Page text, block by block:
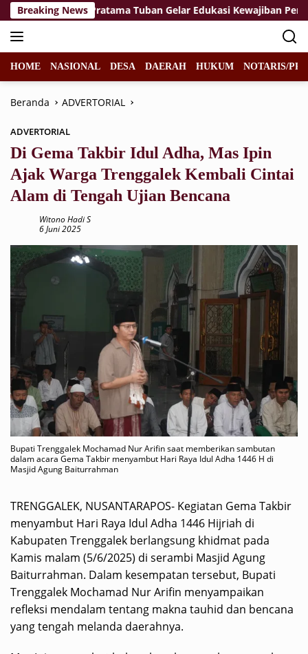
Langsung
ke
konten
Breaking News
KPP Pratama Tuban Gelar Edukasi Kewajiban
HOME NASIONAL DESA DAERAH HUKUM NOTARIS/
Beranda ADVERTORIAL
ADVERTORIAL
Di Gema Takbir Idul Adha, Mas Ipin
Ajak Warga Trenggalek Kembali Cintai
Alam di Tengah Ujian Bencana
Witono Hadi S
6 Juni 2025
Bupati Trenggalek Mochamad Nur Arifin saat memberikan sambutan
dalam acara Gema Takbir menyambut Hari Raya Idul Adha 1446 H di
Masjid Agung Baiturrahman
TRENGGALEK, NUSANTARAPOS- Kegiatan Gema Takbir
menyambut Hari Raya Idul Adha 1446 Hijriah di
Kabupaten Trenggalek berlangsung khidmat pada
Kamis malam (5/6/2025) di serambi Masjid Agung
Baiturrahman. Dalam kesempatan tersebut, Bupati
Trenggalek Mochamad Nur Arifin menyampaikan
refleksi mendalam tentang makna tauhid dan bencana
yang tengah melanda daerahnya.